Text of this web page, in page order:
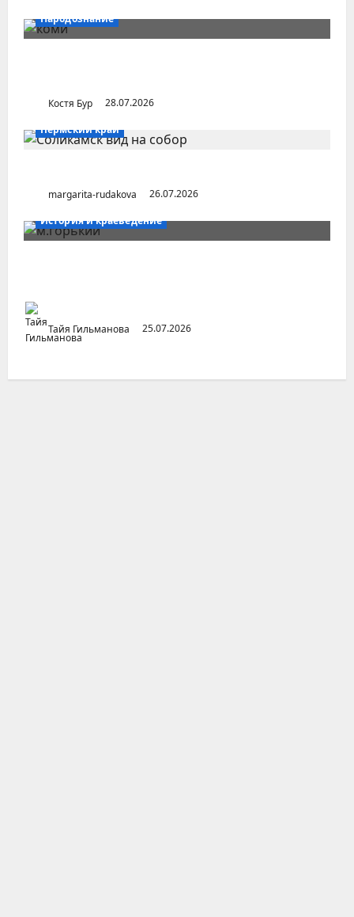
Народознание
Костя Бур
28.07.2026
Пермский край
margarita-rudakova
26.07.2026
История и краеведение
Тайя Гильманова 25.07.2026